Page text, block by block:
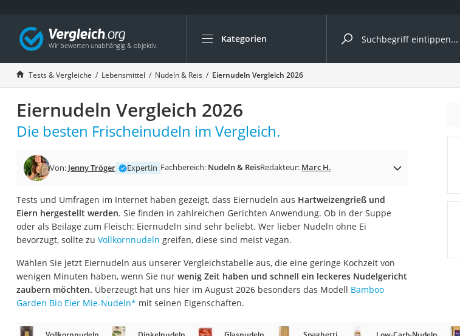
Kategorien
Die beliebtesten Vergleiche nach Kategorie
Lebensmittel
Schwarzkümmelöl
Knäckebrot
Schwarzkümmelöl-Kapseln
Manukahonig
Eiklar
Balsamico-Essig
Schwarzkümmelöl bio
Sardinen
Honig
Gemüsebrühe
Eiskaffee-Pulver
Tests & Vergleiche Lebensmittel Nudeln & Reis Eiernudeln Vergleich 2026
Eiernudeln Vergleich 2026
Die besten Frischeinudeln im Vergleich.
Von: Jenny Tröger Expertin Fachbereich: Nudeln & ReisRedakteur: Marc H.
Tests und Umfragen im Internet haben gezeigt, dass Eiernudeln aus Hartweizengrieß und
Eiern hergestellt werden. Sie finden in zahlreichen Gerichten Anwendung. Ob in der Suppe
oder als Beilage zum Fleisch: Eiernudeln sind sehr beliebt. Wer lieber Nudeln ohne Ei
bevorzugt, sollte zu Vollkornnudeln greifen, diese sind meist vegan.
Wählen Sie jetzt Eiernudeln aus unserer Vergleichstabelle aus, die eine geringe Kochzeit von
wenigen Minuten haben, wenn Sie nurwenig Zeit haben und schnell ein leckeres Nudelgericht
zaubern möchten. Überzeugt hat uns hier im August 2026 besonders das Modell Bamboo
Garden Bio Eier Mie-Nudeln* mit seinen Eigenschaften.